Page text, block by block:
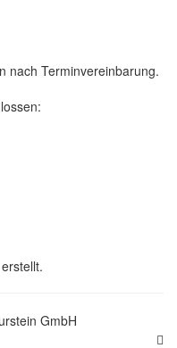
Terminvereinbarung.
GmbH